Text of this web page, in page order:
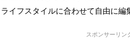
ライフスタイルに合わせて自由に編
スポンサーリン